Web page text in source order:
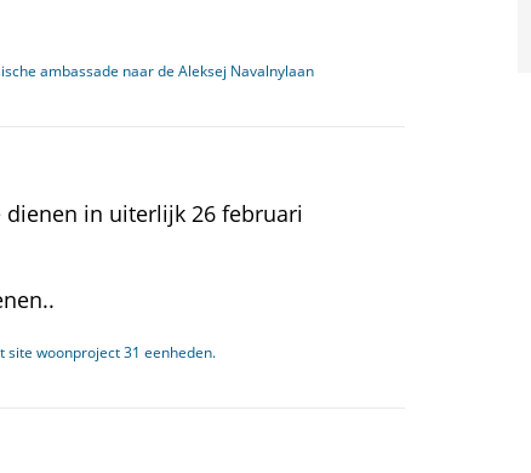
ambassade naar de Aleksej Navalnylaan
in uiterlijk 26 februari
site woonproject 31 eenheden.